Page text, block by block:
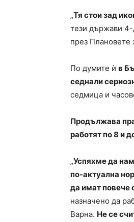
„Тя стои зад
тези държави 4-
през Плановете
По думите ѝ в
седнали
седмица и
Продължава
работят по 8 и
„Успяхме да
по-актуална
да имат повече
назначено да
Варна. Не се